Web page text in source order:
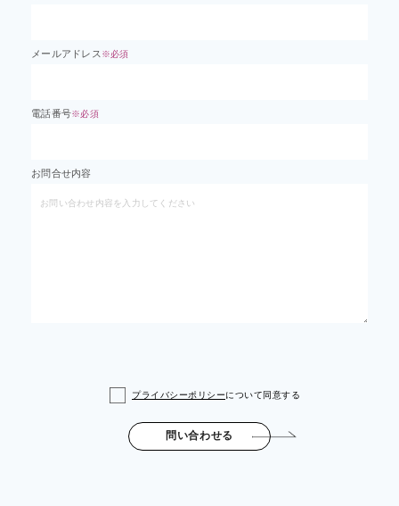
メールアドレス ※必須
電話番号※必須
お問合せ内容
プライバシーポリシーについて同意する
問い合わせる